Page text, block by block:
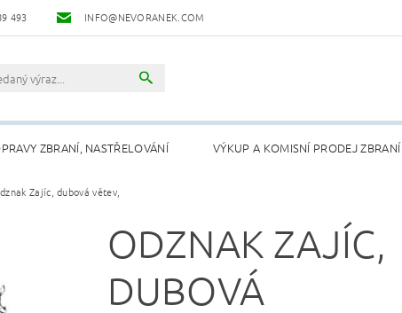
493 INFO@NEVORANEK.COM
ZBRANÍ, NASTŘELOVÁNÍ VÝKUP A KOMISNÍ PRODEJ ZBRANÍ
Zajíc, dubová větev,
ODZNAK ZAJÍC,
DUBOVÁ